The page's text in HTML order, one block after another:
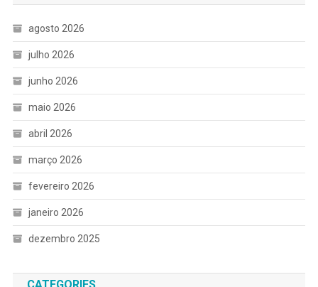
agosto 2026
julho 2026
junho 2026
maio 2026
abril 2026
março 2026
fevereiro 2026
janeiro 2026
dezembro 2025